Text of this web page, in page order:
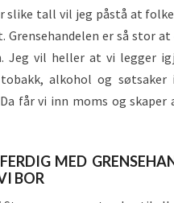
slike tall vil jeg påstå at
Grensehandelen er så stor
Jeg vil heller at vi legger
alkohol og søtsaker
får vi inn moms og skaper
MED
BOR